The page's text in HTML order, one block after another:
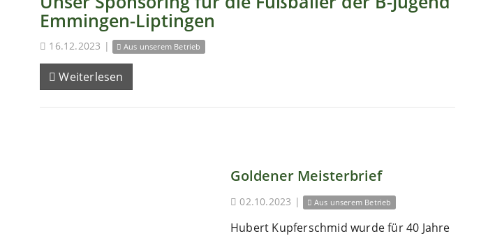
Emmingen-Liptingen
16.12.2023 | Aus unserem Betrieb
Weiterlesen
Goldener Meisterbrief
02.10.2023 | Aus unserem Betrieb
Hubert Kupferschmid wurde für 40 Jahre